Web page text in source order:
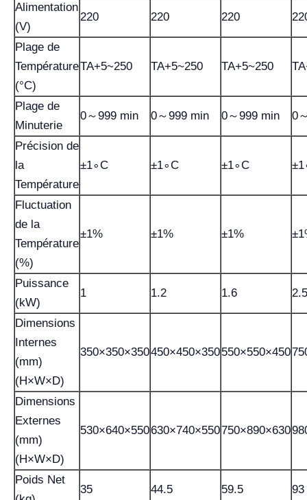
Alimentation
(V)
220 220 220
Plage de
Température
(°C)
TA+5~250 TA+5~250 TA+5~250
Plage de
Minuterie
0～999 min 0～999 min 0～999 min 0
Précision de
la
Température
±1∘C ±1∘C ±1∘C
Fluctuation
de la
Température
(%)
±1% ±1% ±1%
Puissance
(kW)
1 1.2 1.6 2.5
Dimensions
Internes
(mm)
(H×W×D)
350×350×350450×450×350550×550×450
Dimensions
Externes
(mm)
(H×W×D)
530×640×550630×740×550750×890×630
Poids Net
35 44.5 59.5 93